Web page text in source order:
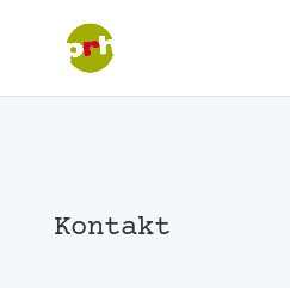
Kontakt